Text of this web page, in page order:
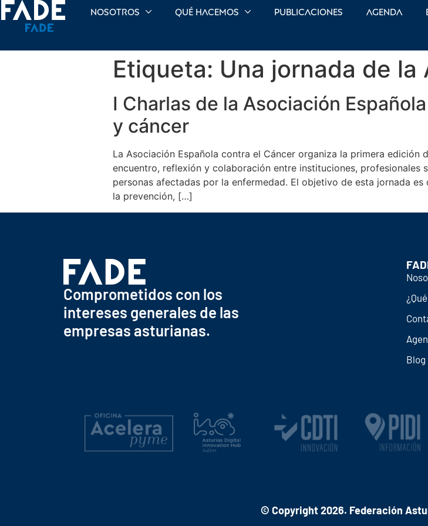
Nosotros Qué hacemos Publicaciones Agenda
Etiqueta: Una jornada de la
I Charlas de la Asociación
y cáncer
La Asociación Española contra el Cáncer organiza la primera edición
encuentro, reflexión y colaboración entre instituciones, profesionales
personas afectadas por la enfermedad. El objetivo de esta jornada
la prevención, […]
Comprometidos con los
intereses generales de las
empresas asturianas.
Blog
© Copyright 2026. Federación